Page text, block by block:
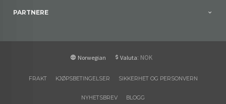
PARTNERE
Norwegian Valuta: NOK
FRAKT KJØPSBETINGELSER SIKKERHET OG PERSONVERN
NYHETSBREV BLOGG